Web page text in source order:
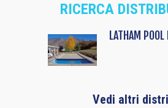
RICERCA
LATHAM
Vedi altri